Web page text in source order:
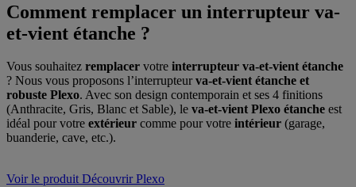
Comment remplacer un interrupteur va-
et-vient étanche ?
Vous souhaitez remplacer votre interrupteur va-et-vient étanche
? Nous vous proposons l’interrupteurva-et-vient étanche et
robuste Plexo. Avec son design contemporain et ses 4 finitions
(Anthracite, Gris, Blanc et Sable), le va-et-vient Plexo étanche est
idéal pour votre extérieur comme pour votre intérieur (garage,
buanderie, cave, etc.).
Voir le produit Découvrir Plexo